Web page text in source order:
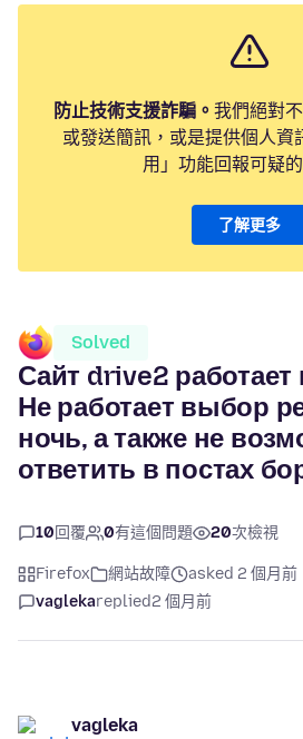
防止技術支援詐騙。 我們絕對
或發送簡訊，或是提供個人資
用」功能回報可疑
了解更多
Solved
Сайт drive2 работает
Не работает выбор
ночь, а также не
ответить в постах
10回覆 0有這個問題 20次檢視
Firefox 網站故障
asked 2 個月前
vaglekareplied2 個月前
vagleka